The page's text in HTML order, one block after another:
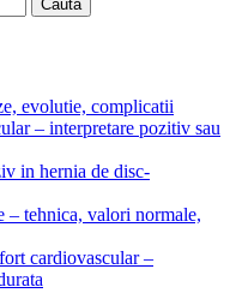
evolutie, complicatii
– interpretare pozitiv sau
in hernia de disc-
– tehnica, valori normale,
cardiovascular –